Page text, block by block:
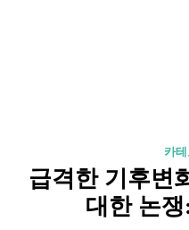
카
급격한 기후변
대한 논